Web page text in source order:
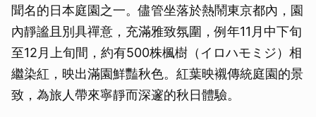
聞名的日本庭園之一。儘管坐落於熱鬧東京都內，園
內靜謐且別具禪意，充滿雅致氛圍，例年11月中下旬
至12月上旬間，約有500株楓樹（イロハモミジ）相
繼染紅，映出滿園鮮豔秋色。紅葉映襯傳統庭園的景
致，為旅人帶來寧靜而深邃的秋日體驗。